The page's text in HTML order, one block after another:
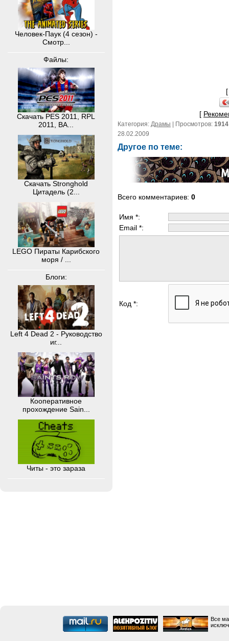
Человек-Паук (4 сезон) -
Смотр...
Файлы:
Скачать PES 2011, RPL
2011, BA...
Скачать Stronghold
Цитадель (2...
LEGO Пираты Карибского
моря / ...
Блоги:
Left 4 Dead 2 - Руководство
иг...
Кооперативное
прохождение Sain...
Читы - это зараза
[
Категория: Драмы | Просмотров: 1914
28.02.2009
Другое по теме:
Всего комментариев: 0
Имя *:
Email *:
Код *:
Все